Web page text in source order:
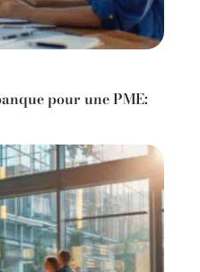
pour une PME: